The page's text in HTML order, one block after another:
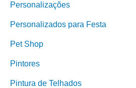
Personalizações
Personalizados para Festa
Pet Shop
Pintores
Pintura de Telhados